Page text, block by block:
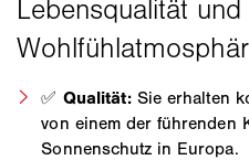
✅ Qualität:Sie erhalten
von einem der führenden
Sonnenschutz in Europa.